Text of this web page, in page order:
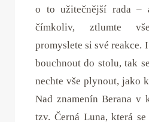
o to užitečnější rada –
čímkoliv, ztlumte
promyslete si své reakce.
bouchnout do stolu, tak
nechte vše plynout, jako
Nad znamenín Berana v
tzv. Černá Luna, která